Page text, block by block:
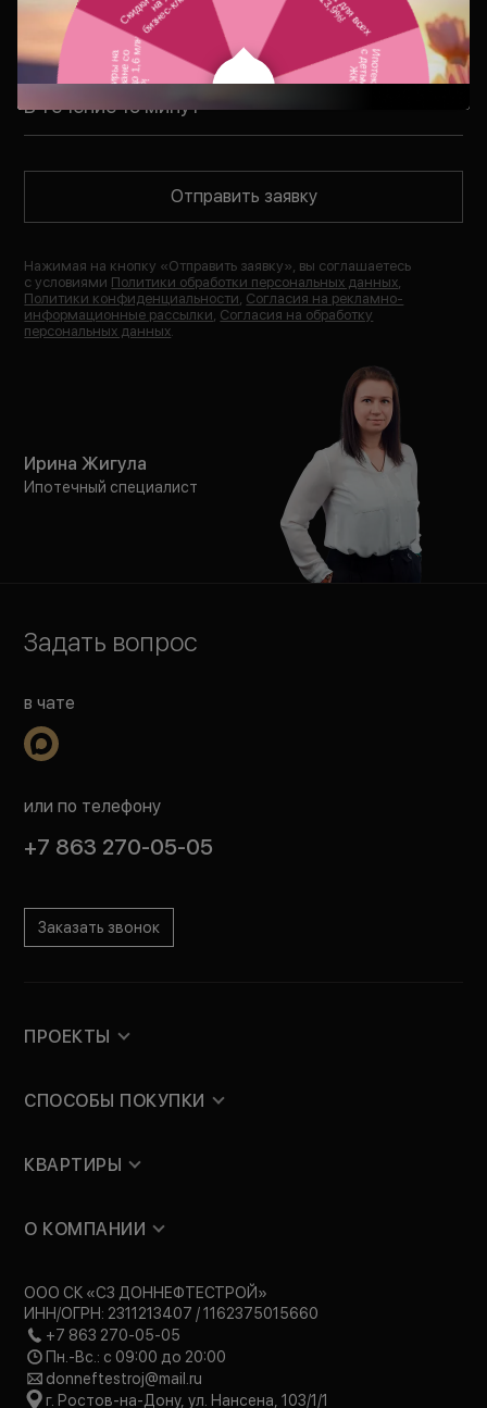
В течение 15 минут
Отправить заявку
Нажимая на кнопку «Отправить заявку», вы соглашаетесь
с условиями Политики обработки персональных данных,
Политики конфиденциальности, Согласия на рекламно-
информационные рассылки, Согласия на обработку
персональных данных.
Ирина Жигула
Ипотечный специалист
Задать вопрос
в чате
или по телефону
+7 863 270-05-05
Заказать звонок
ПРОЕКТЫ
СПОСОБЫ ПОКУПКИ
КВАРТИРЫ
О КОМПАНИИ
ООО СК «СЗ ДОННЕФТЕСТРОЙ»
ИНН/ОГРН: 2311213407 / 1162375015660
+7 863 270-05-05
Пн.-Вс.: с 09:00 до 20:00
donneftestroj@mail.ru
г. Ростов-на-Дону, ул. Нансена, 103/1/1